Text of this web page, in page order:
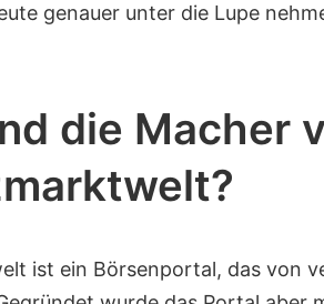
genauer unter die Lupe
die Macher
ist ein Börsenportal, das von